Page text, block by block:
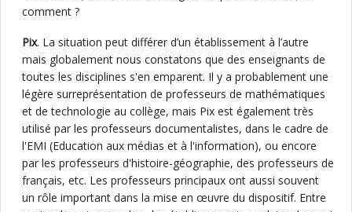
comment ?
Pix. La situation peut différer d’un établissement à l’autre
mais globalement nous constatons que des enseignants de
toutes les disciplines s'en emparent. Il y a probablement une
légère surreprésentation de professeurs de mathématiques
et de technologie au collège, mais Pix est également très
utilisé par les professeurs documentalistes, dans le cadre de
l'EMI (Education aux médias et à l'information), ou encore
par les professeurs d'histoire-géographie, des professeurs de
français, etc. Les professeurs principaux ont aussi souvent
un rôle important dans la mise en œuvre du dispositif. Entre